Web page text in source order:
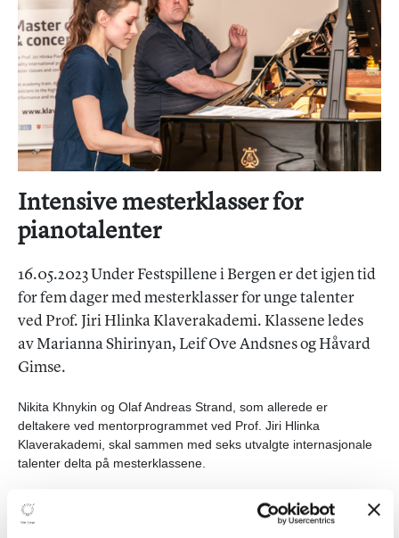
Intensive mesterklasser for
pianotalenter
16.05.2023 Under Festspillene i Bergen er det igjen tid
for fem dager med mesterklasser for unge talenter
ved Prof. Jiri Hlinka Klaverakademi. Klassene ledes
av Marianna Shirinyan, Leif Ove Andsnes og Håvard
Gimse.
Nikita Khnykin og Olaf Andreas Strand, som allerede er
deltakere ved mentorprogrammet ved Prof. Jiri Hlinka
Klaverakademi, skal sammen med seks utvalgte internasjonale
talenter delta på mesterklassene.
- Etter nok et år med undervisning står det enda klarere for meg
hvor etterlengtet Klaverakademiets tilbud er, sier Christian Ihle